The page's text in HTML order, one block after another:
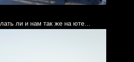
ли и нам так же на юте…